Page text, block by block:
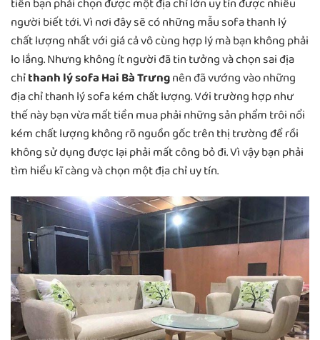
người biết tới. Vì nơi đây sẽ có những mẫu sofa thanh lý
chất lượng nhất với giá cả vô cùng hợp lý mà bạn không phải
lo lắng. Nhưng không ít người đã tin tưởng và chọn sai địa
chỉthanh lý sofa Hai Bà Trưngnên đã vướng vào những
địa chỉ thanh lý sofa kém chất lượng. Với trường hợp như
thế này bạn vừa mất tiền mua phải những sản phẩm trôi nổi
kém chất lượng không rõ nguồn gốc trên thị trường để rồi
không sử dụng được lại phải mất công bỏ đi. Vì vậy bạn phải
tìm hiểu kĩ càng và chọn một địa chỉ uy tín.